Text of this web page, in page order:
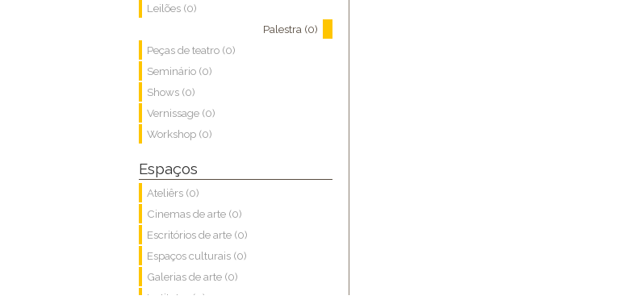
Leilões (0)
Palestra (0)
Peças de teatro (0)
Seminário (0)
Shows (0)
Vernissage (0)
Workshop (0)
Espaços
Ateliêrs (0)
Cinemas de arte (0)
Escritórios de arte (0)
Espaços culturais (0)
Galerias de arte (0)
Institutos (0)